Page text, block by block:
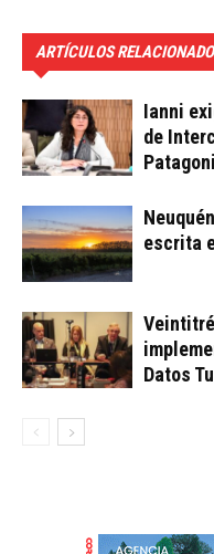
ARTÍCULOS
Ianni
de
escrita
Datos